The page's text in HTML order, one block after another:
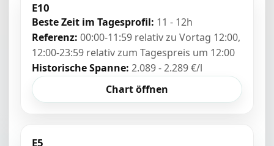
E10
Beste Zeit im Tagesprofil: 11 - 12h
Referenz: 00:00-11:59 relativ zu Vortag 12:00,
12:00-23:59 relativ zum Tagespreis um 12:00
Historische Spanne: 2.089 - 2.289 €/l
Chart öffnen
E5